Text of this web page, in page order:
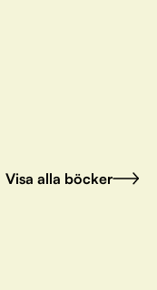
Visa alla böcker